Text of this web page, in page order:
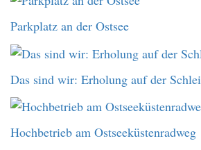
Parkplatz an der Ostsee
Das sind wir: Erholung auf der Schlei
Hochbetrieb am Ostseeküstenradweg